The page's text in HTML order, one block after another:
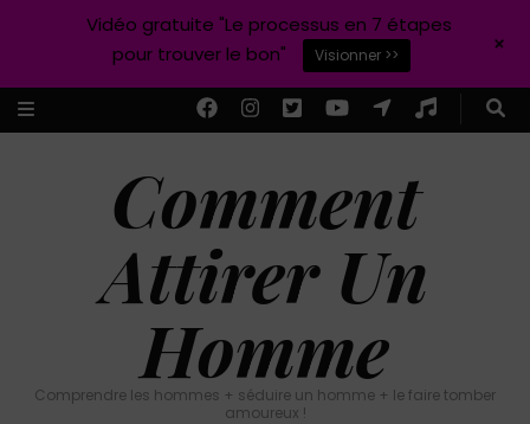
Comment
Attirer Un
Homme
Comprendre les hommes + séduire un homme + le faire tomber
amoureux !
Vidéo gratuite "Le processus en 7 étapes
pour trouver le bon"
Visionner >> +